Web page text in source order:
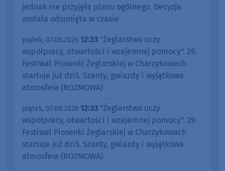
jednak nie przyjęła planu ogólnego. Decyzja
została odsunięta w czasie
piątek, 07.08.2026 12:33 "Żeglarstwo uczy
współpracy, otwartości i wzajemnej pomocy". 29.
Festiwal Piosenki Żeglarskiej w Charzykowach
startuje już dziś. Szanty, gwiazdy i wyjątkowa
atmosfera (ROZMOWA)
piątek, 07.08.2026 12:33 "Żeglarstwo uczy
współpracy, otwartości i wzajemnej pomocy". 29.
Festiwal Piosenki Żeglarskiej w Charzykowach
startuje już dziś. Szanty, gwiazdy i wyjątkowa
atmosfera (ROZMOWA)